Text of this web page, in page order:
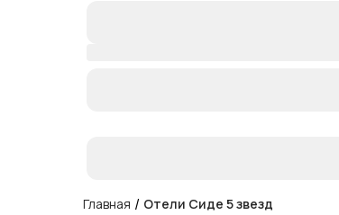
Главная / Отели Сиде 5 звезд